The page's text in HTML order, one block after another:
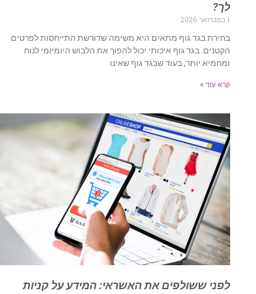
לך?
1 בפברואר 2026
בחירת בגד גוף מתאים היא משימה שדורשת התייחסות לפרטים
הקטנים. בגד גוף איכותי יכול להפוך את הלבוש היומיומי לנוח
ומחמיא יותר, בעוד שבגד גוף שאינו
קרא עוד »
לפני ששולפים את האשראי: המידע על קניות